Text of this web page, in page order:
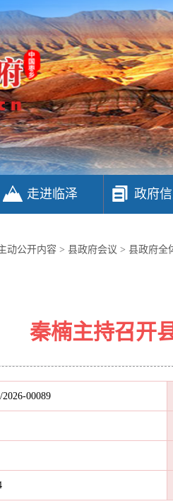
走进临泽 政府
动公开内容 > 县政府会议 > 县政府全
秦楠主持召开
2026-00089